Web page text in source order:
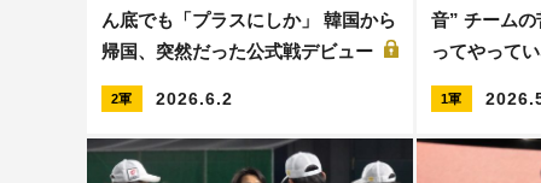
ん底でも「プラスにしか」 韓国から
帰国、突然だった公式戦デビュー
2軍 2026.6.2
音” チーム
ってやって
1軍